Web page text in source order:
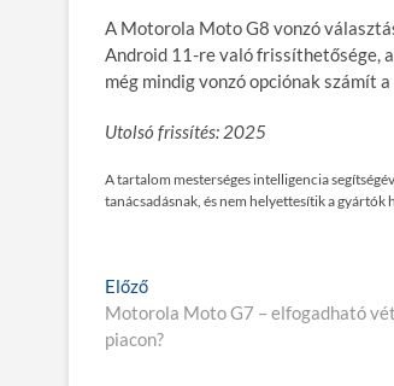
A Motorola Moto G8 vonzó
Android 11-re való frissíthetősége,
még mindig vonzó opciónak számít
Utolsó frissítés: 2025
A tartalom mesterséges intelligencia
tanácsadásnak, és nem helyettesítik a
Bejegyzés
navigáció
ElőzőE
l
ő
Motorola Moto G7 – elfogadható
piacon?